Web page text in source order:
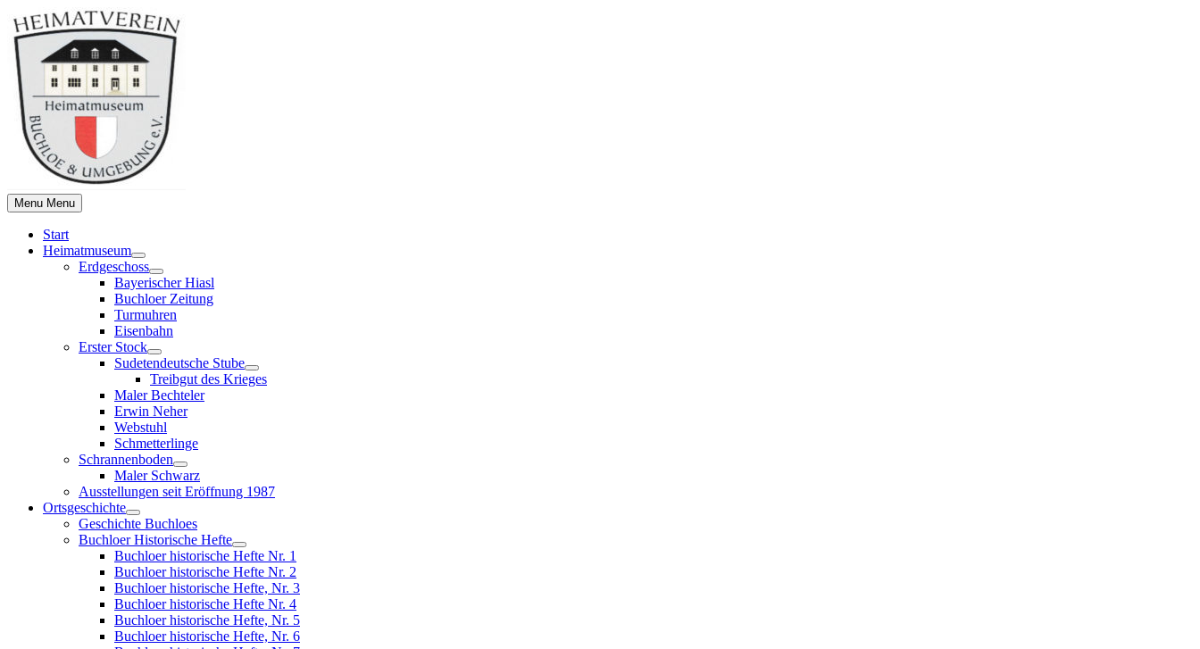
Skip
to
content
Menu Menu
Start
Heimatmuseum
Show
sub
menu
Erdgeschoss
Show
sub
menu
Bayerischer Hiasl
Buchloer Zeitung
Turmuhren
Eisenbahn
Erster Stock
Show
sub
menu
Sudetendeutsche Stube
Show
sub
Treibgut des Krieges
Maler Bechteler
Erwin Neher
Webstuhl
Schmetterlinge
Schrannenboden
Show
sub
menu
Maler Schwarz
Ausstellungen seit Eröffnung 1987
Ortsgeschichte
Show
sub
menu
Geschichte Buchloes
Buchloer Historische Hefte
Show
sub
menu
Buchloer historische Hefte Nr. 1
Buchloer historische Hefte Nr. 2
Buchloer historische Hefte, Nr. 3
Buchloer historische Hefte Nr. 4
Buchloer historische Hefte, Nr. 5
Buchloer historische Hefte, Nr. 6